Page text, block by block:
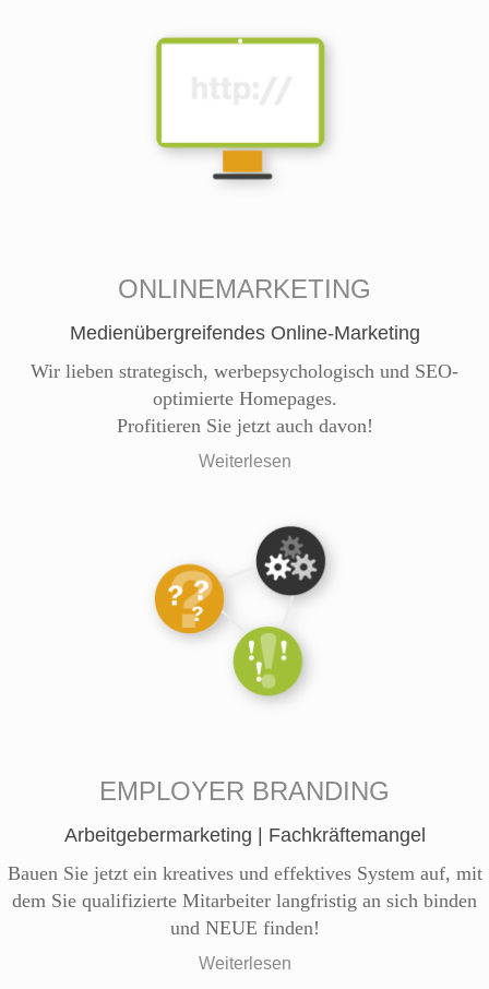
ONLINEMARKETING
Medienübergreifendes Online-Marketing
Wir lieben strategisch, werbepsychologisch und SEO-
optimierte Homepages.
Profitieren Sie jetzt auch davon!
Weiterlesen
EMPLOYER BRANDING
Arbeitgebermarketing | Fachkräftemangel
Bauen Sie jetzt ein kreatives und effektives System auf, mit
dem Sie qualifizierte Mitarbeiter langfristig an sich binden
und NEUE finden!
Weiterlesen